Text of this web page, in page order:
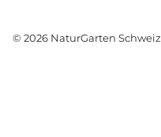
© 2026 NaturGarten Schweiz